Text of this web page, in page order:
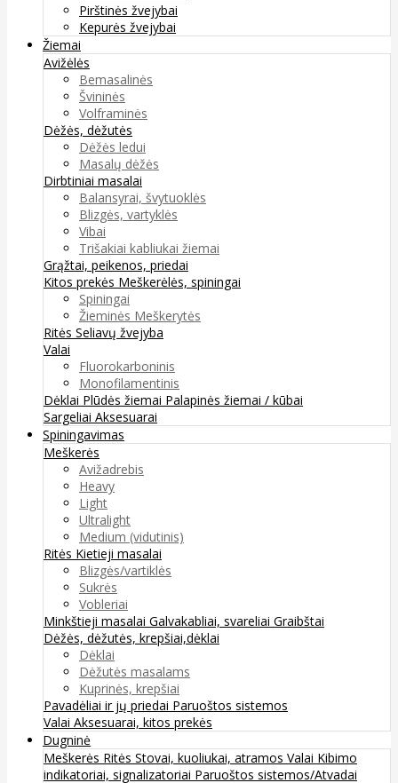
Pirštinės žvejybai
Kepurės žvejybai
Žiemai
Avižėlės
Bemasalinės
Švininės
Volframinės
Dėžės, dėžutės
Dėžės ledui
Masalų dėžės
Dirbtiniai masalai
Balansyrai, švytuoklės
Blizgės, vartyklės
Vibai
Trišakiai kabliukai žiemai
Grąžtai, peikenos, priedai
Kitos prekės Meškerėlės, spiningai
Spiningai
Žieminės Meškerytės
Ritės Seliavų žvejyba
Valai
Fluorokarboninis
Monofilamentinis
Dėklai Plūdės žiemai Palapinės žiemai / kūbai
Sargeliai Aksesuarai
Spiningavimas
Meškerės
Avižadrebis
Heavy
Light
Ultralight
Medium (vidutinis)
Ritės Kietieji masalai
Blizgės/vartiklės
Sukrės
Vobleriai
Minkštieji masalai Galvakabliai, svareliai Graibštai
Dėžės, dėžutės, krepšiai,dėklai
Dėklai
Dėžutės masalams
Kuprinės, krepšiai
Pavadėliai ir jų priedai Paruoštos sistemos
Valai Aksesuarai, kitos prekės
Dugninė
Meškerės Ritės Stovai, kuoliukai, atramos Valai Kibimo
indikatoriai, signalizatoriai Paruoštos sistemos/Atvadai